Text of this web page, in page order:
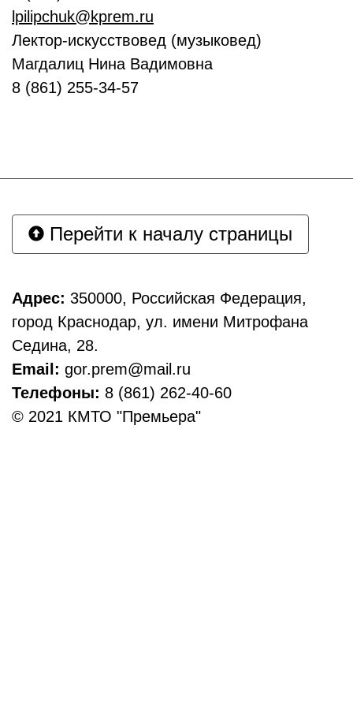
lpilipchuk@kprem.ru
Лектор-искусствовед (музыковед)
Магдалиц Нина Вадимовна
8 (861) 255-34-57
Перейти к началу страницы
Адрес: 350000, Российская Федерация,
город Краснодар, ул. имени Митрофана
Седина, 28.
Email: gor.prem@mail.ru
Телефоны: 8 (861) 262-40-60
© 2021 КМТО "Премьера"